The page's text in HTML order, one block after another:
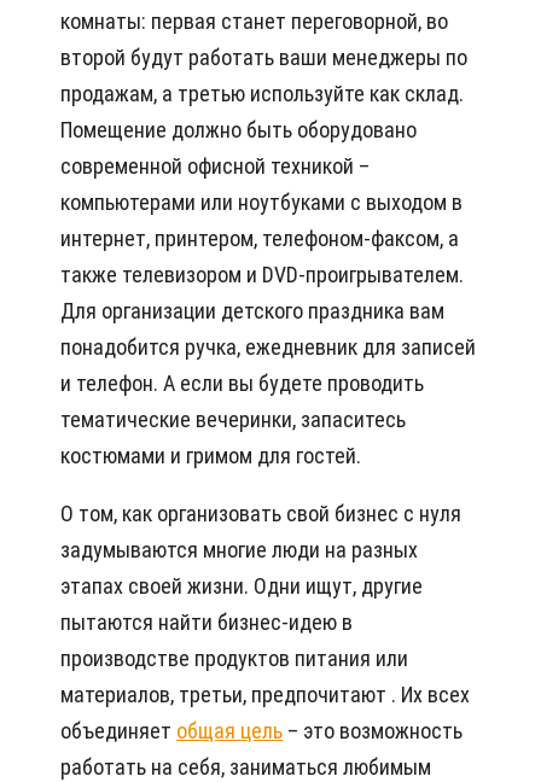
комнаты: первая станет переговорной, во
второй будут работать ваши менеджеры по
продажам, а третью используйте как склад.
Помещение должно быть оборудовано
современной офисной техникой –
компьютерами или ноутбуками с выходом в
интернет, принтером, телефоном-факсом, а
также телевизором и DVD-проигрывателем.
Для организации детского праздника вам
понадобится ручка, ежедневник для записей
и телефон. А если вы будете проводить
тематические вечеринки, запаситесь
костюмами и гримом для гостей.
О том, как организовать свой бизнес с нуля
задумываются многие люди на разных
этапах своей жизни. Одни ищут, другие
пытаются найти бизнес-идею в
производстве продуктов питания или
материалов, третьи, предпочитают . Их всех
объединяет общая цель – это возможность
работать на себя, заниматься любимым